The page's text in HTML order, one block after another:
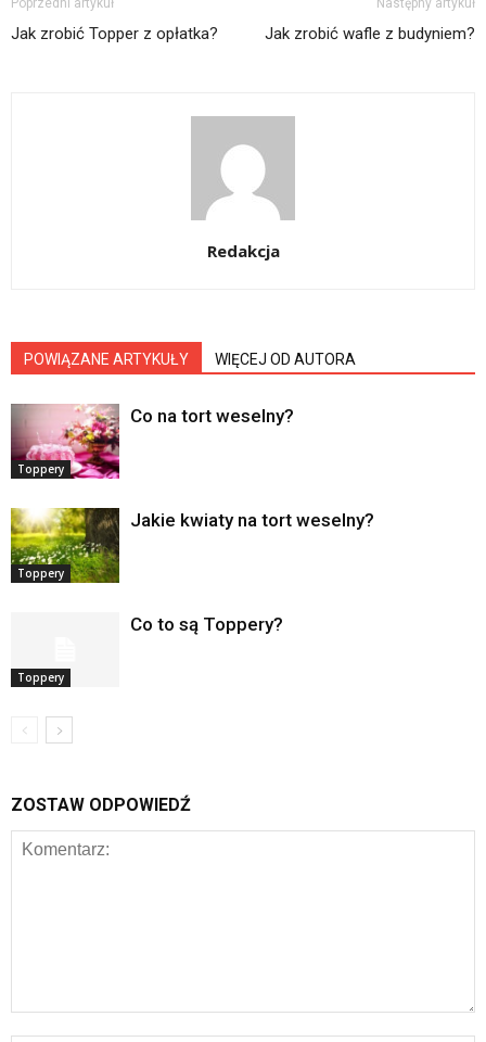
Poprzedni artykuł
Jak zrobić Topper z opłatka?
Następny artykuł
Jak zrobić wafle z budyniem?
Redakcja
POWIĄZANE ARTYKUŁY WIĘCEJ OD AUTORA
Toppery
Co na tort weselny?
Toppery
Jakie kwiaty na tort weselny?
Toppery
Co to są Toppery?
ZOSTAW ODPOWIEDŹ